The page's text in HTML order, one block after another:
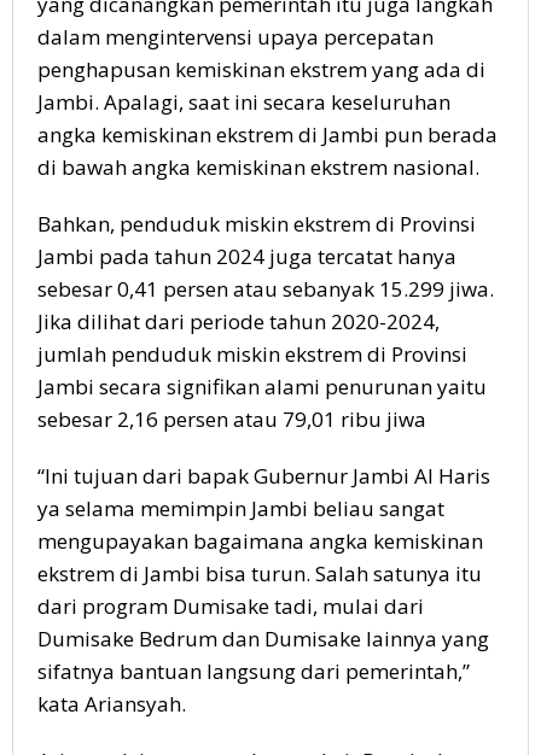
dalam mengintervensi upaya percepatan
penghapusan kemiskinan ekstrem yang ada di
Jambi. Apalagi, saat ini secara keseluruhan
angka kemiskinan ekstrem di Jambi pun berada
di bawah angka kemiskinan ekstrem nasional.
Bahkan, penduduk miskin ekstrem di Provinsi
Jambi pada tahun 2024 juga tercatat hanya
sebesar 0,41 persen atau sebanyak 15.299 jiwa.
Jika dilihat dari periode tahun 2020-2024,
jumlah penduduk miskin ekstrem di Provinsi
Jambi secara signifikan alami penurunan yaitu
sebesar 2,16 persen atau 79,01 ribu jiwa
“Ini tujuan dari bapak Gubernur Jambi Al Haris
ya selama memimpin Jambi beliau sangat
mengupayakan bagaimana angka kemiskinan
ekstrem di Jambi bisa turun. Salah satunya itu
dari program Dumisake tadi, mulai dari
Dumisake Bedrum dan Dumisake lainnya yang
sifatnya bantuan langsung dari pemerintah,”
kata Ariansyah.